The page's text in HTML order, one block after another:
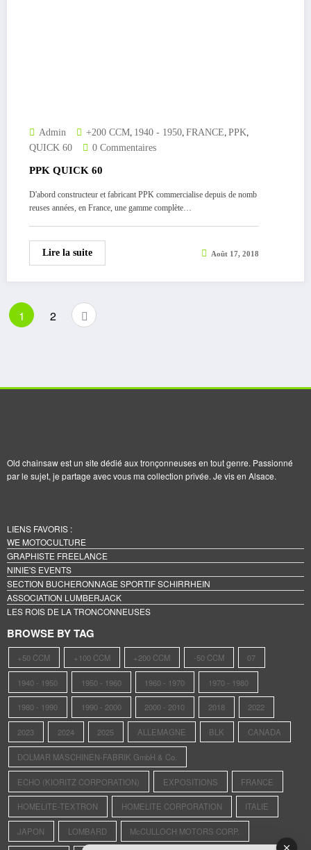
Admin +200 CCM, 1940 - 1950, FRANCE, PPK,
QUICK 60 0 Commentaires
PPK QUICK 60
D'abord constructeur et fabricant PPK commercialise depuis de nomb
reuses années, en France, une gamme complète…
Lire la suite Août 17, 2018
Pagination
1 2
Old chainsaw est un site dédié aux tronçonneuses en tout genre. Passionné
par le sujet, je partage avec vous ma collection privée. Je vis en Alsace.
LIENS FAVORIS :
WE MOTOCULTURE
GRAPHISTE FREELANCE
NINIE'S EVENTS
SECTION BUCHERONNAGE SPORTIF SCHIRRHEIN
ASSOCIATION LUMBERJACK
LES ROIS DE LA TRONCONNEUSES
BROWSE BY TAG
+50 CCM +100 CCM +200 CCM -50 CCM 07
1940 - 1950 1950 - 1960 1960 - 1970 1970 - 1980
1980 - 1990 1990 - 2000 2000 - 2010 2018 2022
2023 2024 2025 ALLEMAGNE BLK CANADA
DOLMAR MASCHINEN-FABRIK GmbH & Co.
ECHO (KIORITZ CORPORATION) EXPOSITIONS FRANCE
HOMELITE-TEXTRON HOMELITE CORPORATION ITALIE
JAPON LOMBARD McCULLOCH MOTORS CORP.